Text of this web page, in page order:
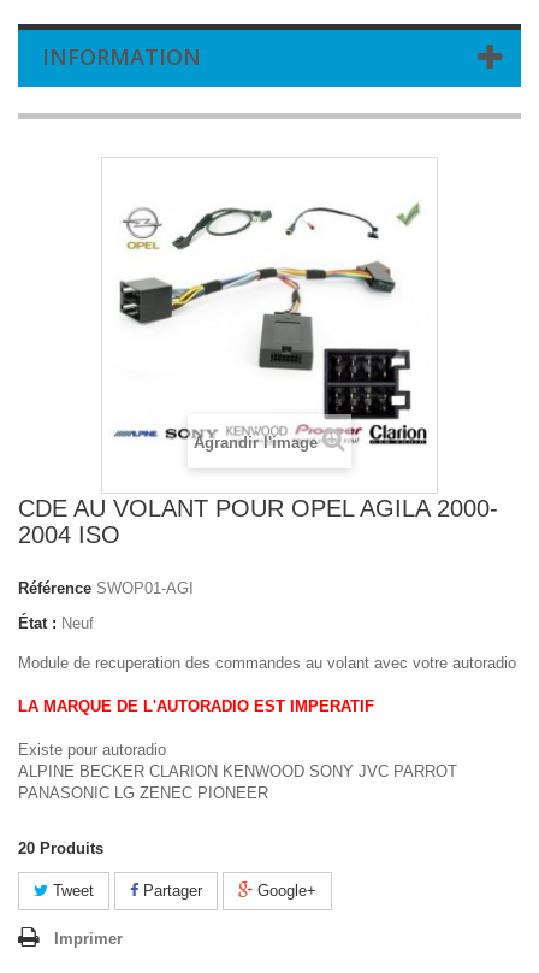
INFORMATION
Agrandir l'image
CDE AU VOLANT POUR OPEL AGILA 2000-
2004 ISO
Référence SWOP01-AGI
État : Neuf
Module de recuperation des commandes au volant avec votre autoradio
LA MARQUE DE L'AUTORADIO EST IMPERATIF
Existe pour autoradio
ALPINE BECKER CLARION KENWOOD SONY JVC PARROT
PANASONIC LG ZENEC PIONEER
20 Produits
Tweet Partager Google+
Imprimer